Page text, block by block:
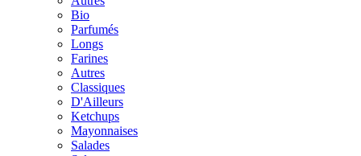
Bio
Parfumés
Longs
Farines
Autres
Classiques
D'Ailleurs
Ketchups
Mayonnaises
Salades